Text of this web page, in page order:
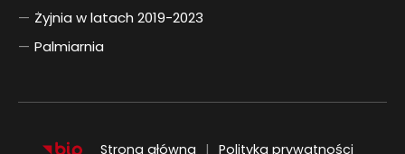
Żyjnia w latach 2019-2023
Palmiarnia
Strona główna Polityka prywatności